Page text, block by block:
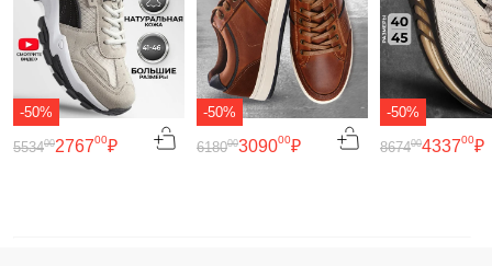
-50%
276700₽
553400
-50%
309000₽
618000
-50%
433700₽
867400